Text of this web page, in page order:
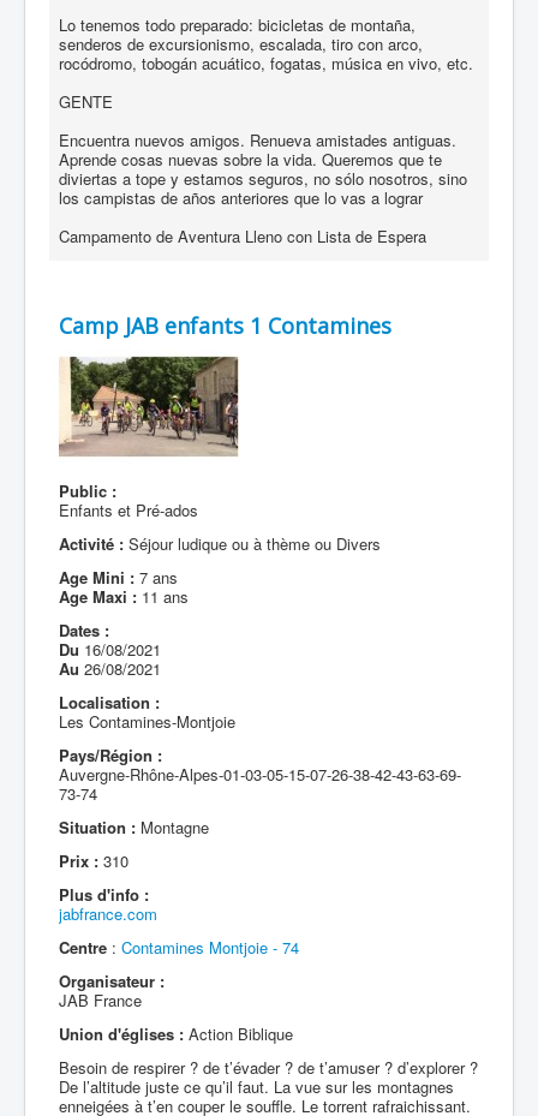
Lo tenemos todo preparado: bicicletas de montaña,
senderos de excursionismo, escalada, tiro con arco,
rocódromo, tobogán acuático, fogatas, música en vivo, etc.
GENTE
Encuentra nuevos amigos. Renueva amistades antiguas.
Aprende cosas nuevas sobre la vida. Queremos que te
diviertas a tope y estamos seguros, no sólo nosotros, sino
los campistas de años anteriores que lo vas a lograr
Campamento de Aventura Lleno con Lista de Espera
Camp JAB enfants 1 Contamines
Public :
Enfants et Pré-ados
Activité : Séjour ludique ou à thème ou Divers
Age Mini : 7 ans
Age Maxi : 11 ans
Dates :
Du 16/08/2021
Au 26/08/2021
Localisation :
Les Contamines-Montjoie
Pays/Région :
Auvergne-Rhône-Alpes-01-03-05-15-07-26-38-42-43-63-69-
73-74
Situation : Montagne
Prix : 310
Plus d'info :
jabfrance.com
Centre : Contamines Montjoie - 74
Organisateur :
JAB France
Union d'églises : Action Biblique
Besoin de respirer ? de t’évader ? de t’amuser ? d’explorer ?
De l’altitude juste ce qu’il faut. La vue sur les montagnes
enneigées à t’en couper le souffle. Le torrent rafraichissant.